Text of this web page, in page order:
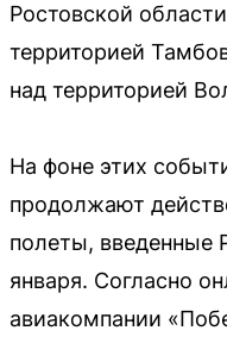
Ростовской
территорией
над территорией
На фоне этих
продолжают
полеты, введенные
января. Согласно
авиакомпании